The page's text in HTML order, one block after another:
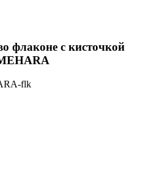
флаконе с кисточкой
flk